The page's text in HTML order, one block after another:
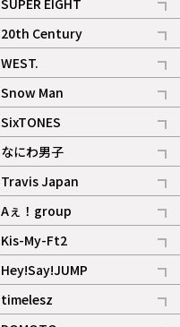
SUPER EIGHT
記事
20th Century
記事
WEST.
記事
Snow Man
記事
ギャラリー
SixTONES
記事
ギャラリー
なにわ男子
記事
Travis Japan
記事
Aぇ！group
記事
Kis-My-Ft2
記事
ギャラリー
Hey!Say!JUMP
記事
timelesz
記事